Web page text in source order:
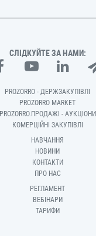
СЛІДКУЙТЕ ЗА НАМИ:
PROZORRO - ДЕРЖЗАКУПІВЛІ
PROZORRO MARKET
PROZORRO.ПРОДАЖІ - АУКЦІОНИ
КОМЕРЦІЙНІ ЗАКУПІВЛІ
НАВЧАННЯ
НОВИНИ
КОНТАКТИ
ПРО НАС
РЕГЛАМЕНТ
ВЕБІНАРИ
ТАРИФИ